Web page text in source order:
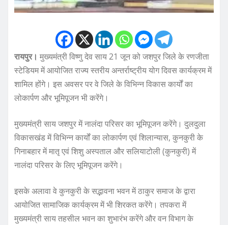
रायपुर। मुख्यमंत्री विष्णु देव साय 21 जून को जशपुर जिले के रणजीता
स्टेडियम में आयोजित राज्य स्तरीय अन्तर्राष्ट्रीय योग दिवस कार्यक्रम में
शामिल होंगे। इस अवसर पर वे जिले के विभिन्न विकास कार्यों का
लोकार्पण और भूमिपूजन भी करेंगे।
मुख्यमंत्री साय जशपुर में नालंदा परिसर का भूमिपूजन करेंगे। दुलदुला
विकासखंड में विभिन्न कार्यों का लोकार्पण एवं शिलान्यास, कुनकुरी के
गिनाबहार में मातृ एवं शिशु अस्पताल और सलियाटोली (कुनकुरी) में
नालंदा परिसर के लिए भूमिपूजन करेंगे।
इसके अलावा वे कुनकुरी के सद्भावना भवन में ठाकुर समाज के द्वारा
आयोजित सामाजिक कार्यक्रम में भी शिरकत करेंगे। तपकरा में
मुख्यमंत्री साय तहसील भवन का शुभारंभ करेंगे और वन विभाग के